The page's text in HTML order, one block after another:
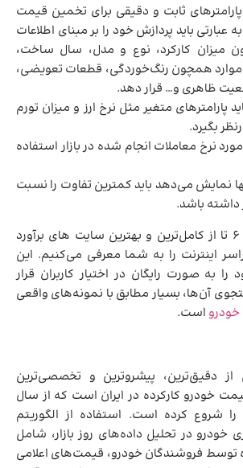
ثابت و دقیقی برای تخمین قیمت
عبارتی باید پردازش خود را بر مبنای اطلاعات
میزان کارکرد، نوع و مدل، سال ساخت،
همچون رنگ‌خوردگی، قطعات تعویضی،
ظاهری و… قرار دهد.
پارامترهای متغیر مثل نرخ ارز و میزان تورم
بگیرد.
نرخ معاملات انجام شده در بازار استفاده
نمایش می‌دهد باید کمترین تفاوت را نسبت
داشته باشد.
در ادامه این بخش، 6 تا از کامل‌ترین و بهترین سایت های برآورد
اینترنت را به شما معرفی می‌کنیم. این
به صورت رایگان در اختیار کاربران قرار
آن‌ها، بسیار مطابق با نمونه‌های واقعی
است.
از دقیق­‌ترین، پیشروترین و تخصصی‌ترین
خودرو کارکرده در ایران است که از سال
را شروع کرده است. استفاده از الگوریتم
در تحلیل داده‌های روز بازار، شامل
توسط فروشندگان خودرو، قیمت‌های اعلامی